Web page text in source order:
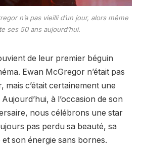
n’a pas vieilli d’un jour, alors même
ses 50 ans aujourd’hui.
de leur premier béguin
Ewan McGregor n’était pas
mais c’était certainement une
à l’occasion de son
nous célébrons une star
pas perdu sa beauté, sa
son énergie sans bornes.